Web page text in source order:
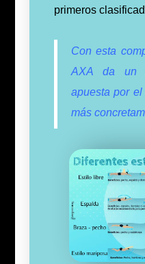
primeros
Con esta
AXA da un
apuesta por
más